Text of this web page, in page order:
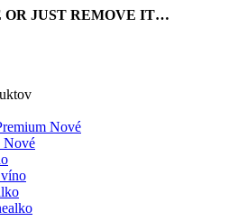
OR JUST REMOVE IT…
Nové
Nové